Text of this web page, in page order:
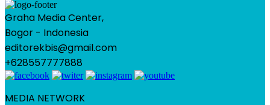
Graha Media Center,
Bogor - Indonesia
editorekbis@gmail.com
+628557777888
MEDIA NETWORK